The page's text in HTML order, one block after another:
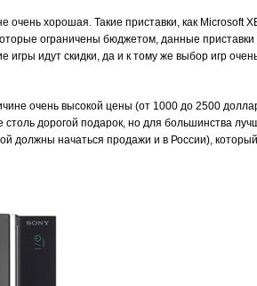
хорошая. Такие приставки, как Microsoft
ограничены бюджетом, данные приставки
идут скидки, да и к тому же выбор игр
очень высокой цены (от 1000 до 2500
дорогой подарок, но для большинства
должны начаться продажи и в России),